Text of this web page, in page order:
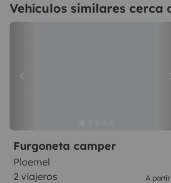
Vehículos similares cerca
Furgoneta camper
Ploemel
2 viajeros
A